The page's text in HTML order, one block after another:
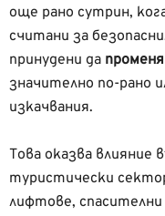
още рано сутрин,
считани за
принудени да
значително по-рано
изкачвания.
Това оказва влияние
туристически
лифтове,